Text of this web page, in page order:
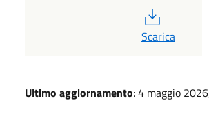
PDF
Scarica
Ultimo aggiornamento: 4 maggio